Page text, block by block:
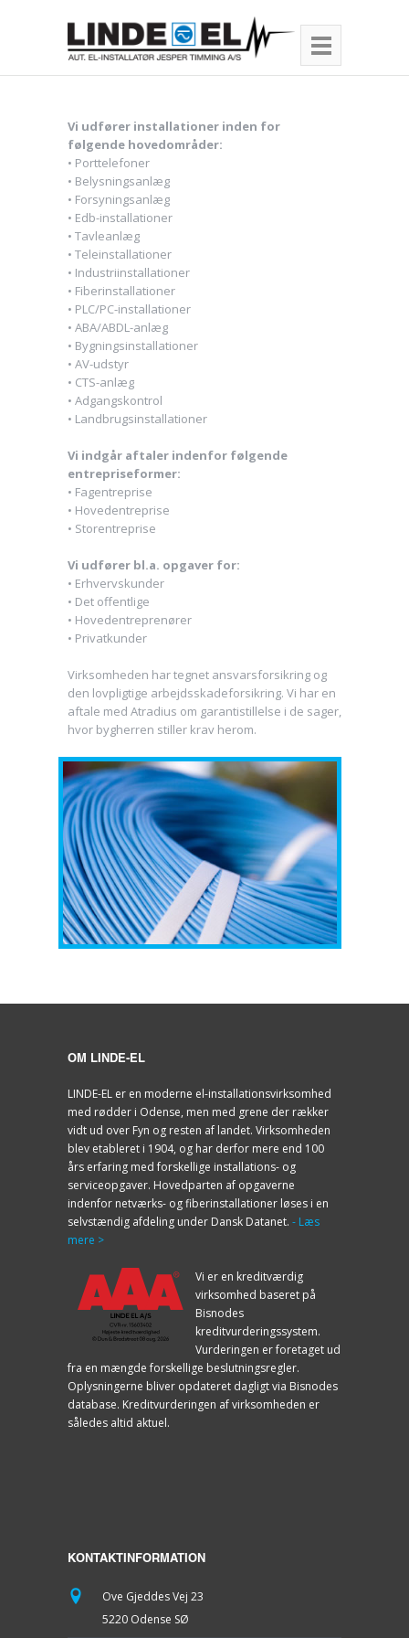
Vi udfører installationer inden for
følgende hovedområder:
• Porttelefoner
• Belysningsanlæg
• Forsyningsanlæg
• Edb-installationer
• Tavleanlæg
• Teleinstallationer
• Industriinstallationer
• Fiberinstallationer
• PLC/PC-installationer
• ABA/ABDL-anlæg
• Bygningsinstallationer
• AV-udstyr
• CTS-anlæg
• Adgangskontrol
• Landbrugsinstallationer
Vi indgår aftaler indenfor følgende
entrepriseformer:
• Fagentreprise
• Hovedentreprise
• Storentreprise
Vi udfører bl.a. opgaver for:
• Erhvervskunder
• Det offentlige
• Hovedentreprenører
• Privatkunder
Virksomheden har tegnet ansvarsforsikring og
den lovpligtige arbejdsskadeforsikring. Vi har en
aftale med Atradius om garantistillelse i de sager,
hvor bygherren stiller krav herom.
OM LINDE-EL
LINDE-EL er en moderne el-installationsvirksomhed
med rødder i Odense, men med grene der rækker
vidt ud over Fyn og resten af landet. Virksomheden
blev etableret i 1904, og har derfor mere end 100
års erfaring med forskellige installations- og
serviceopgaver. Hovedparten af opgaverne
indenfor netværks- og fiberinstallationer løses i en
selvstændig afdeling under Dansk Datanet. - Læs
mere >
Vi er en kreditværdig
virksomhed baseret på
Bisnodes
kreditvurderingssystem.
Vurderingen er foretaget ud
fra en mængde forskellige beslutningsregler.
Oplysningerne bliver opdateret dagligt via Bisnodes
database. Kreditvurderingen af virksomheden er
således altid aktuel.
KONTAKTINFORMATION
Ove Gjeddes Vej 23
5220 Odense SØ